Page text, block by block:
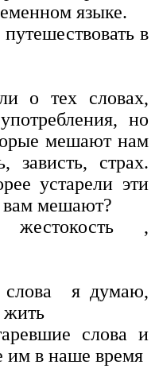
языке.
в
о тех словах,
но
мешают нам
страх.
устарели эти
вам мешают?
,
слова я думаю,
жить
слова и
им в наше время